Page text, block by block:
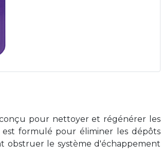
pour nettoyer et régénérer les
est formulé pour éliminer les dépôts
obstruer le système d'échappement